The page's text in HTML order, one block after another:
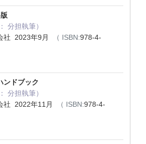
分担執筆）
社 2023年9月
（ ISBN:978-4-
ンドブック
分担執筆）
社 2022年11月
（ ISBN:978-4-